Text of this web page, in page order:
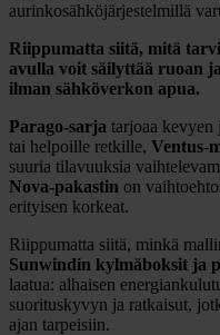
aurinkosähköjärjestelmillä
Riippumatta siitä, mitä
avulla voit säilyttää ruoan
ilman sähköverkon apua.
Parago-sarja tarjoaa kevyen
tai helpoille retkille, Ventus-
suuria tilavuuksia
Nova-pakastin on
erityisen korkeat.
Riippumatta siitä, minkä
Sunwindin kylmäboksit ja
laatua: alhaisen
suorituskyvyn ja ratkaisut,
ajan tarpeisiin.